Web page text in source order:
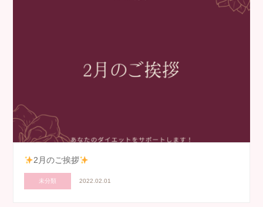
2月のご挨拶
未分類 2022.02.01